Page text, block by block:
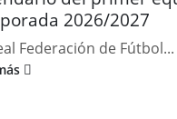
2026/2027
Federación de Fútbol...